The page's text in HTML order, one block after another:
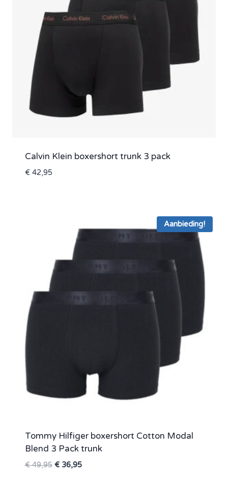
Calvin Klein boxershort trunk 3 pack
€42,95
Aanbieding!
Tommy Hilfiger boxershort Cotton Modal
Blend 3 Pack trunk
€49,95 Oorspronkelijke
€36,95Huidige